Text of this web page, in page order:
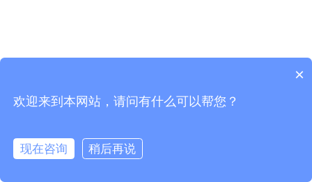
×
欢迎来到本网站，请问有什么可以帮您？
现在咨询
稍后再说
在线咨询